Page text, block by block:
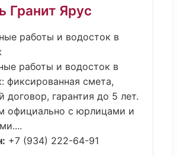
Гранит Ярус
работы и водосток в
работы и водосток в
фиксированная смета,
договор, гарантия до 5 лет.
официально с юрлицами и
+7 (934) 222-64-91